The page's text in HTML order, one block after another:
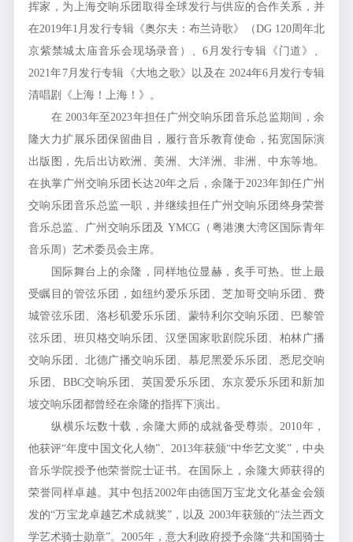
挥家，为上海交响乐团取得全球发行与供应的合作关系，并
在2019年1月发行专辑《奥尔夫：布兰诗歌》（DG 120周年北
京紫禁城太庙音乐会现场录音）、6月发行专辑《门道》、
2021年7月发行专辑《大地之歌》以及在 2024年6月发行专辑
清唱剧《上海！上海！》。
在 2003年至2023年担任广州交响乐团音乐总监期间，余
隆大力扩展乐团保留曲目，履行音乐教育使命，拓宽国际演
出版图，先后出访欧洲、美洲、大洋洲、非洲、中东等地。
在执掌广州交响乐团长达20年之后，余隆于2023年卸任广州
交响乐团音乐总监一职，并继续担任广州交响乐团终身荣誉
音乐总监、广州交响乐团及 YMCG（粤港澳大湾区国际青年
音乐周）艺术委员会主席。
国际舞台上的余隆，同样地位显赫，炙手可热。世上最
受瞩目的管弦乐团，如纽约爱乐乐团、芝加哥交响乐团、费
城管弦乐团、洛杉矶爱乐乐团、蒙特利尔交响乐团、巴黎管
弦乐团、班贝格交响乐团、汉堡国家歌剧院乐团、柏林广播
交响乐团、北德广播交响乐团、慕尼黑爱乐乐团、悉尼交响
乐团、BBC交响乐团、英国爱乐乐团、东京爱乐乐团和新加
坡交响乐团都曾经在余隆的指挥下演出。
纵横乐坛数十载，余隆大师的成就备受尊崇。2010年，
他获评“年度中国文化人物”、2013年获颁“中华艺文奖”，中央
音乐学院授予他荣誉院士证书。在国际上，余隆大师获得的
荣誉同样卓越。其中包括2002年由德国万宝龙文化基金会颁
发的“万宝龙卓越艺术成就奖”，以及 2003年获颁的“法兰西文
学艺术骑士勋章”。2005年，意大利政府授予余隆“共和国骑士